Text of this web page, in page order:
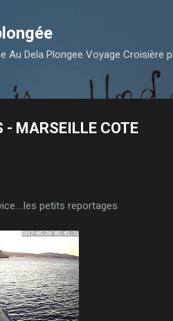
Au Dela Plongee Voyage Croisière
- MARSEILLE COTE
petits reportages